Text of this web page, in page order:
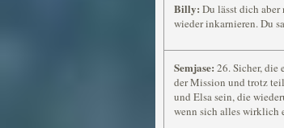
Billy: Du lässt dich aber
wieder inkarnieren. Du
Semjase: 26. Sicher, die
der Mission und trotz
und Elsa sein, die
wenn sich alles wirklich